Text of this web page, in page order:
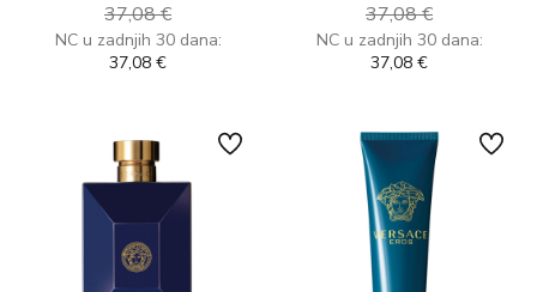
37,08 €
NC u zadnjih 30 dana:
37,08 €
37,08 €
NC u zadnjih 30 dana:
37,08 €